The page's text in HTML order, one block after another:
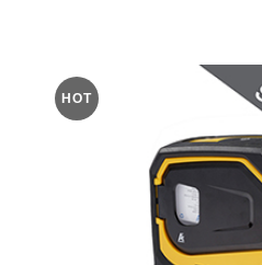
HOT